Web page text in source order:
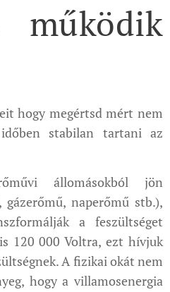
hogy megértsd mért nem
stabilan tartani az
állomásokból jön
naperőmű stb.),
a feszültséget
120 000 Voltra, ezt hívjuk
A fizikai okát nem
hogy a villamosenergia